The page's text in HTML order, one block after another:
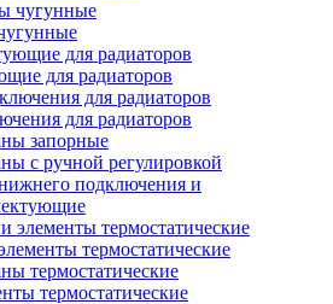
для радиаторов
для радиаторов
запорные
с ручной регулировкой
подключения и
термостатические
термостатические
термостатические